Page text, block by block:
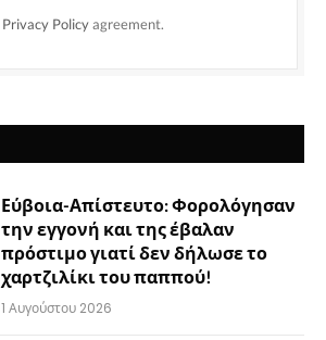
Privacy Policy agreement.
Εύβοια-Απίστευτο: Φορολόγησαν
την εγγονή και της έβαλαν
πρόστιμο γιατί δεν δήλωσε το
χαρτζιλίκι του παππού!
1 Αυγούστου 2026